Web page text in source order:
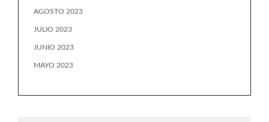
AGOSTO 2023
JULIO 2023
JUNIO 2023
MAYO 2023